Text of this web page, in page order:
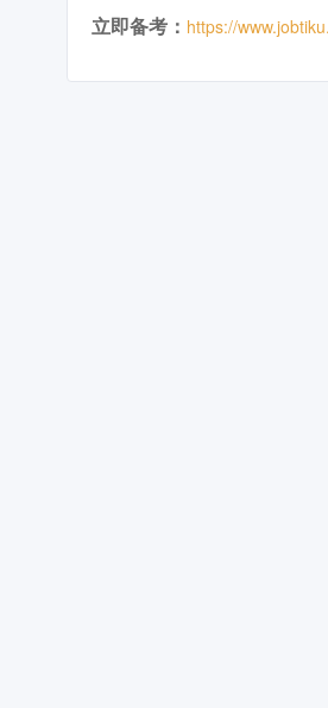
立即备考： https://